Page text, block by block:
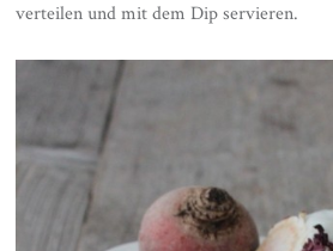
verteilen und mit dem Dip servieren.